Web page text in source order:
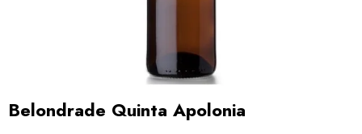
Belondrade Quinta Apolonia